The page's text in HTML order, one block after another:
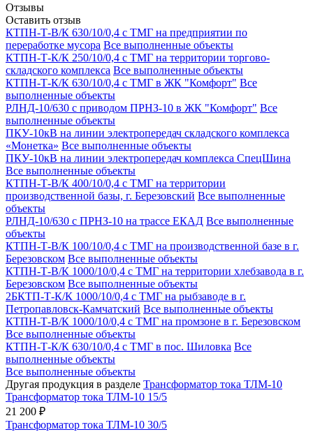
Отзывы
Оставить отзыв
КТПН-Т-В/К 630/10/0,4 с ТМГ на предприятии по
переработке мусора Все выполненные объекты
КТПН-Т-К/К 250/10/0,4 с ТМГ на территории торгово-
складского комплекса Все выполненные объекты
КТПН-Т-К/К 630/10/0,4 с ТМГ в ЖК "Комфорт" Все
выполненные объекты
РЛНД-10/630 с приводом ПРНЗ-10 в ЖК "Комфорт" Все
выполненные объекты
ПКУ-10кВ на линии электропередач складского комплекса
«Монетка» Все выполненные объекты
ПКУ-10кВ на линии электропередач комплекса СпецШина
Все выполненные объекты
КТПН-Т-В/К 400/10/0,4 с ТМГ на территории
производственной базы, г. Березовский Все выполненные
объекты
РЛНД-10/630 с ПРНЗ-10 на трассе ЕКАД Все выполненные
объекты
КТПН-Т-В/К 100/10/0,4 с ТМГ на производственной базе в г.
Березовском Все выполненные объекты
КТПН-Т-В/К 1000/10/0,4 с ТМГ на территории хлебзавода в г.
Березовском Все выполненные объекты
2БКТП-Т-К/К 1000/10/0,4 с ТМГ на рыбзаводе в г.
Петропавловск-Камчатский Все выполненные объекты
КТПН-Т-В/К 1000/10/0,4 с ТМГ на промзоне в г. Березовском
Все выполненные объекты
КТПН-Т-К/К 630/10/0,4 с ТМГ в пос. Шиловка Все
выполненные объекты
Все выполненные объекты
Другая продукция в разделе Трансформатор тока ТЛМ-10
Трансформатор тока ТЛМ-10 15/5
21 200 ₽
Трансформатор тока ТЛМ-10 30/5